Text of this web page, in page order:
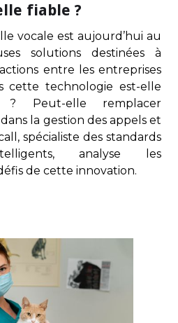
fiable ?
vocale est aujourd’hui au
solutions destinées à
entre les entreprises
cette technologie est-elle
? Peut-elle remplacer
la gestion des appels et
spécialiste des standards
analyse les
de cette innovation.